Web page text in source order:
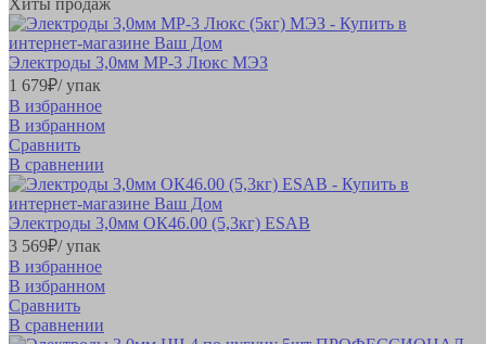
Электроды 3,0мм MP-3 Люкс МЭЗ
1 679₽/ упак
В избранное
В избранном
Сравнить
В сравнении
Электроды 3,0мм ОК46.00 (5,3кг) ESAB
3 569₽/ упак
В избранное
В избранном
Сравнить
В сравнении